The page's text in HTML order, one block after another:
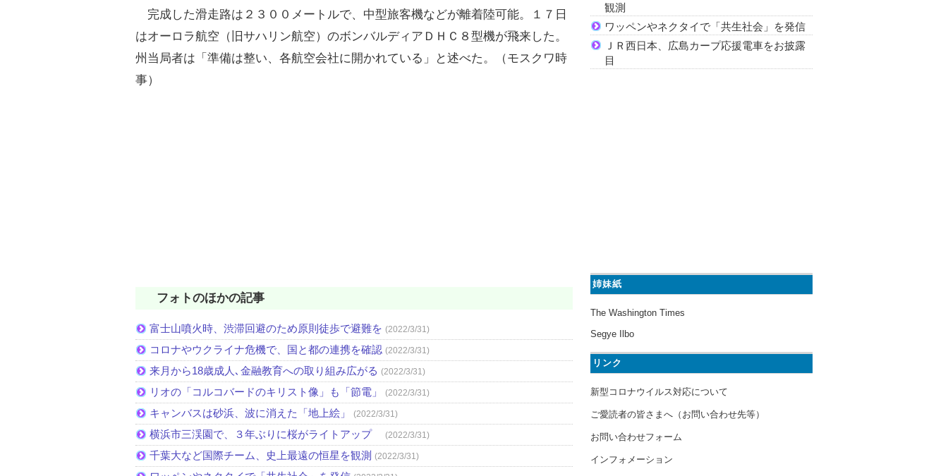
完成した滑走路は２３００メートルで、中型旅客機などが離着陸可能。１７日
はオーロラ航空（旧サハリン航空）のボンバルディアＤＨＣ８型機が飛来した。
州当局者は「準備は整い、各航空会社に開かれている」と述べた。（モスクワ時
事）
フォトのほかの記事
富士山噴火時、渋滞回避のため原則徒歩で避難を (2022/3/31)
コロナやウクライナ危機で、国と都の連携を確認 (2022/3/31)
来月から18歳成人､金融教育への取り組み広がる (2022/3/31)
リオの「コルコバードのキリスト像」も「節電」 (2022/3/31)
キャンバスは砂浜、波に消えた「地上絵」 (2022/3/31)
横浜市三渓園で、３年ぶりに桜がライトアップ (2022/3/31)
千葉大など国際チーム、史上最遠の恒星を観測 (2022/3/31)
観測
ワッペンやネクタイで「共生社会」を発信
ＪＲ西日本、広島カープ応援電車をお披露
目
姉妹紙
The Washington Times
Segye Ilbo
リンク
新型コロナウイルス対応について
ご愛読者の皆さまへ（お問い合わせ先等）
お問い合わせフォーム
インフォメーション